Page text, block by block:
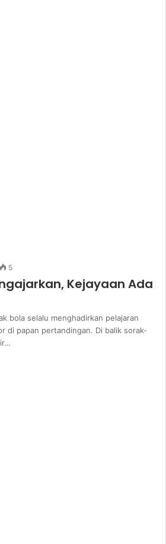
5
Kejayaan Ada
bola selalu menghadirkan pelajaran
di papan pertandingan. Di balik sorak-